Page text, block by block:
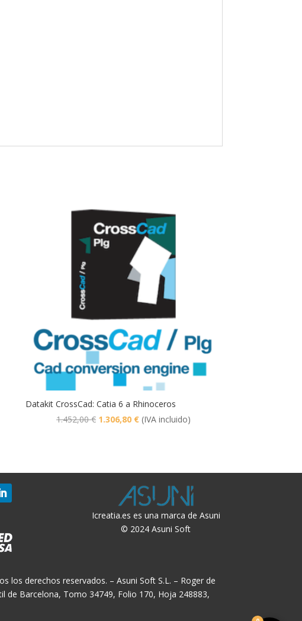
Datakit CrossCad: Catia 6 a Rhinoceros
1.452,00€ El
1.452,00 €.
1.306,80 €El
1.306,80 €.
(IVA incluido)
Icreatia.es es una marca de Asuni
© 2024 Asuni Soft
los derechos reservados. – Asuni Soft S.L. – Roger de
de Barcelona, Tomo 34749, Folio 170, Hoja 248883,